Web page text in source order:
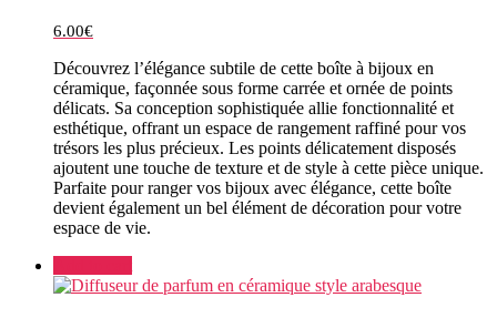
6.00€
Découvrez l’élégance subtile de cette boîte à bijoux en
céramique, façonnée sous forme carrée et ornée de points
délicats. Sa conception sophistiquée allie fonctionnalité et
esthétique, offrant un espace de rangement raffiné pour vos
trésors les plus précieux. Les points délicatement disposés
ajoutent une touche de texture et de style à cette pièce unique.
Parfaite pour ranger vos bijoux avec élégance, cette boîte
devient également un bel élément de décoration pour votre
espace de vie.